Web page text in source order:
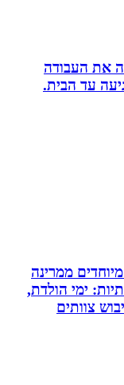
העבודה
עד הבית.
ממרינה
ימי הולדת,
צוותים